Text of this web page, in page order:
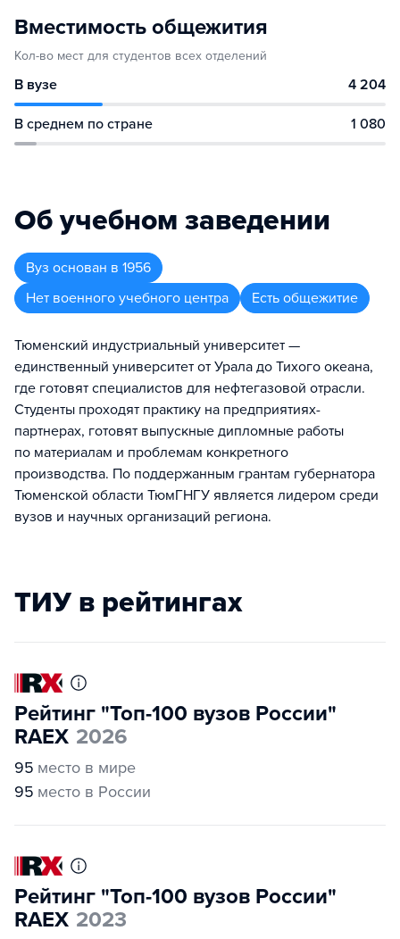
Вместимость общежития
Кол-во мест для студентов всех отделений
В вузе 4 204
В среднем по стране 1 080
Об учебном заведении
Вуз основан в 1956
Нет военного учебного центра
Есть общежитие
Тюменский индустриальный университет —
единственный университет от Урала до Тихого океана,
где готовят специалистов для нефтегазовой отрасли.
Студенты проходят практику на предприятиях-
партнерах, готовят выпускные дипломные работы
по материалам и проблемам конкретного
производства. По поддержанным грантам губернатора
Тюменской области ТюмГНГУ является лидером среди
вузов и научных организаций региона.
ТИУ в рейтингах
Рейтинг "Топ-100 вузов России"
RAEX 2026
95 место в мире
95 место в России
Рейтинг "Топ-100 вузов России"
RAEX 2023